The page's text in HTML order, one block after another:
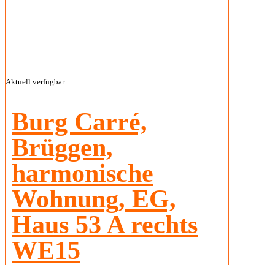
Aktuell verfügbar
Burg Carré,
Brüggen,
harmonische
Wohnung, EG,
Haus 53 A rechts
WE15